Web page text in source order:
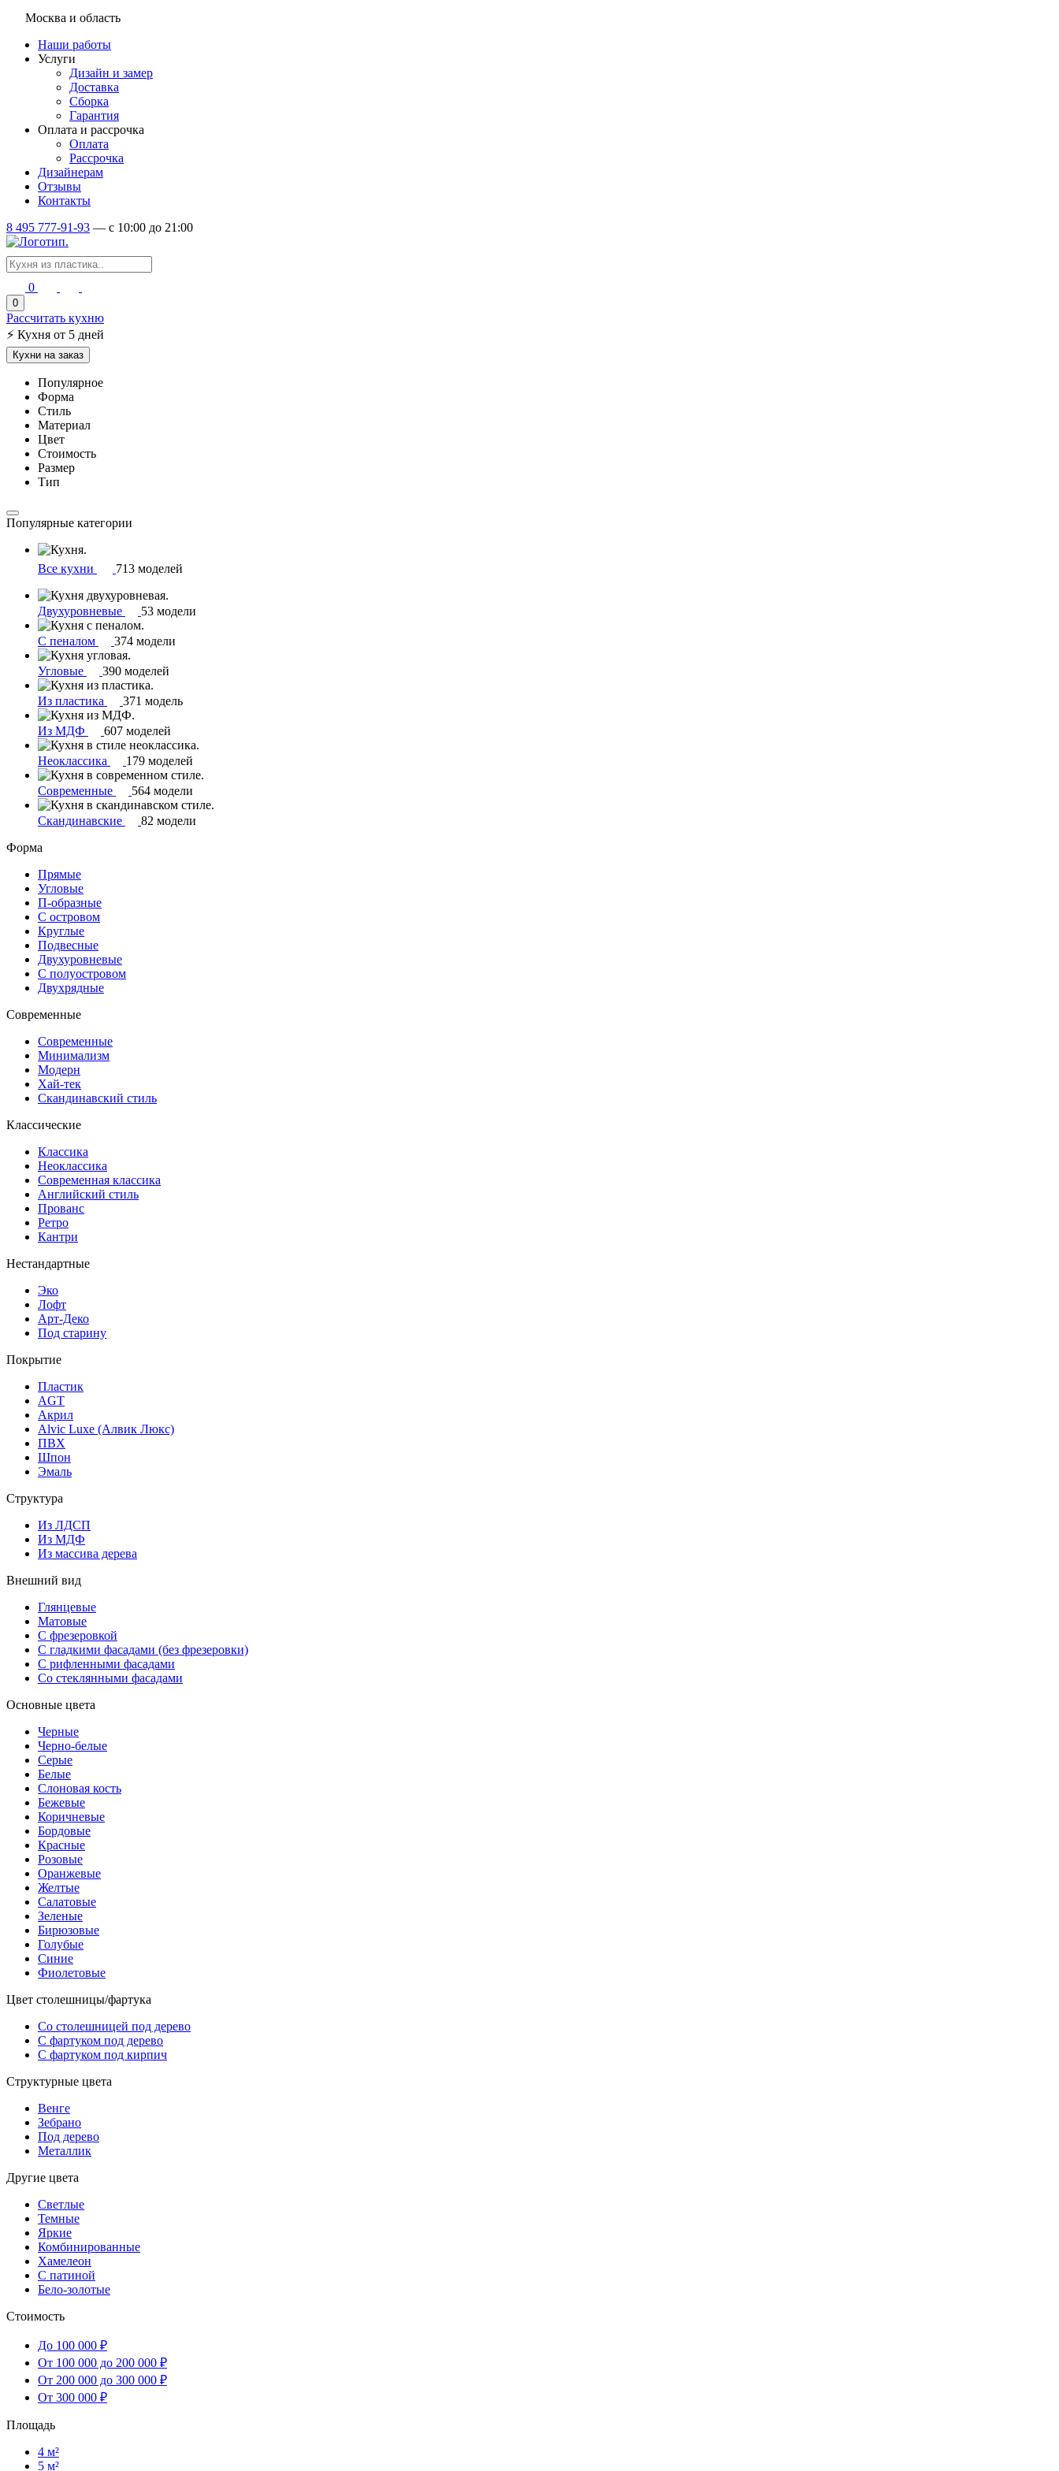
Москва и область
Наши работы
Услуги
Дизайн и замер
Доставка
Сборка
Гарантия
Оплата и рассрочка
Оплата
Рассрочка
Дизайнерам
Отзывы
Контакты
8 495 777-91-93 — c 10:00 до 21:00
0
0
Рассчитать кухню
⚡ Кухня от 5 дней
Кухни на заказ
Популярное
Форма
Стиль
Материал
Цвет
Стоимость
Размер
Тип
Популярные категории
Все кухни 713 моделей
Двухуровневые 53 модели
С пеналом 374 модели
Угловые 390 моделей
Из пластика 371 модель
Из МДФ 607 моделей
Неоклассика 179 моделей
Современные 564 модели
Скандинавские
82 модели
Форма
Прямые
Угловые
П-образные
С островом
Круглые
Подвесные
Двухуровневые
С полуостровом
Двухрядные
Современные
Современные
Минимализм
Модерн
Хай-тек
Скандинавский стиль
Классические
Классика
Неоклассика
Современная классика
Английский стиль
Прованс
Ретро
Кантри
Нестандартные
Эко
Лофт
Арт-Деко
Под старину
Покрытие
Пластик
AGT
Акрил
Alvic Luxe (Алвик Люкс)
ПВХ
Шпон
Эмаль
Структура
Из ЛДСП
Из МДФ
Из массива дерева
Внешний вид
Глянцевые
Матовые
С фрезеровкой
С гладкими фасадами (без фрезеровки)
С рифленными фасадами
Со стеклянными фасадами
Основные цвета
Черные
Черно-белые
Серые
Белые
Слоновая кость
Бежевые
Коричневые
Бордовые
Красные
Розовые
Оранжевые
Желтые
Салатовые
Зеленые
Бирюзовые
Голубые
Синие
Фиолетовые
Цвет столешницы/фартука
Со столешницей под дерево
С фартуком под дерево
С фартуком под кирпич
Структурные цвета
Венге
Зебрано
Под дерево
Металлик
Другие цвета
Светлые
Темные
Яркие
Комбинированные
Хамелеон
С патиной
Бело-золотые
Стоимость
До 100 000 ₽
От 100 000 до 200 000 ₽
От 200 000 до 300 000 ₽
От 300 000 ₽
Площадь
4 м²
5 м²